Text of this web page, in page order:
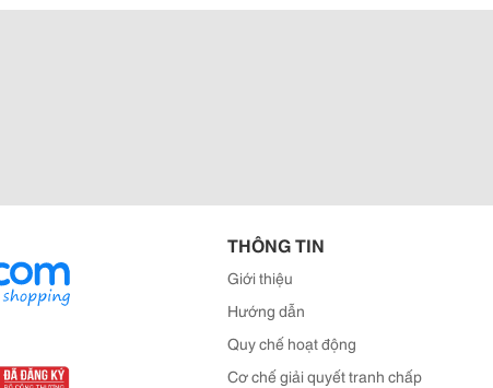
THÔNG TIN
Giới thiệu
Hướng dẫn
Quy chế hoạt động
Cơ chế giải quyết tranh chấp